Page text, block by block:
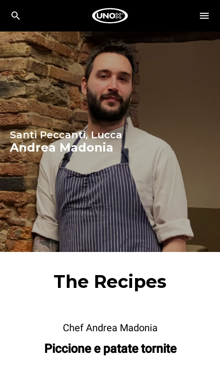
Santi Peccanti, Lucca
Andrea Madonia
The Recipes
Chef Andrea Madonia
Piccione e patate tornite